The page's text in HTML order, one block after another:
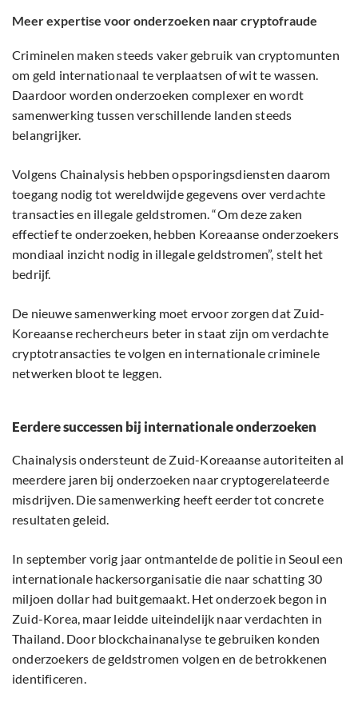
Meer expertise voor onderzoeken naar cryptofraude
Criminelen maken steeds vaker gebruik van cryptomunten
om geld internationaal te verplaatsen of wit te wassen.
Daardoor worden onderzoeken complexer en wordt
samenwerking tussen verschillende landen steeds
belangrijker.
Volgens Chainalysis hebben opsporingsdiensten daarom
toegang nodig tot wereldwijde gegevens over verdachte
transacties en illegale geldstromen. “Om deze zaken
effectief te onderzoeken, hebben Koreaanse onderzoekers
mondiaal inzicht nodig in illegale geldstromen”, stelt het
bedrijf.
De nieuwe samenwerking moet ervoor zorgen dat Zuid-
Koreaanse rechercheurs beter in staat zijn om verdachte
cryptotransacties te volgen en internationale criminele
netwerken bloot te leggen.
Eerdere successen bij internationale onderzoeken
Chainalysis ondersteunt de Zuid-Koreaanse autoriteiten al
meerdere jaren bij onderzoeken naar cryptogerelateerde
misdrijven. Die samenwerking heeft eerder tot concrete
resultaten geleid.
In september vorig jaar ontmantelde de politie in Seoul een
internationale hackersorganisatie die naar schatting 30
miljoen dollar had buitgemaakt. Het onderzoek begon in
Zuid-Korea, maar leidde uiteindelijk naar verdachten in
Thailand. Door blockchainanalyse te gebruiken konden
onderzoekers de geldstromen volgen en de betrokkenen
identificeren.